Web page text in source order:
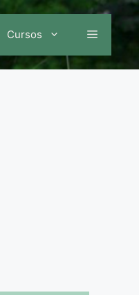
Cursos